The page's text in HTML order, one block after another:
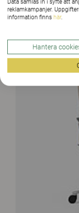
Data samlas in i syfte att
reklamkampanjer.
information finns här.
Hantera